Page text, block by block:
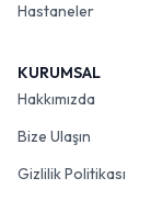
Hastaneler
KURUMSAL
Hakkımızda
Bize Ulaşın
Gizlilik Politikası